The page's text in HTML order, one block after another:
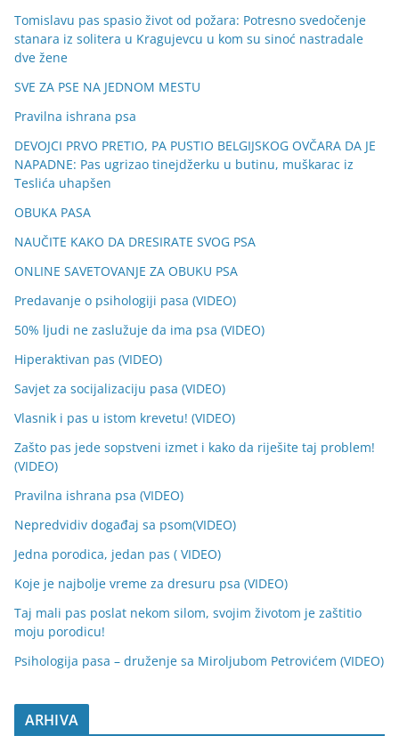
Tomislavu pas spasio život od požara: Potresno svedočenje
stanara iz solitera u Kragujevcu u kom su sinoć nastradale
dve žene
SVE ZA PSE NA JEDNOM MESTU
Pravilna ishrana psa
DEVOJCI PRVO PRETIO, PA PUSTIO BELGIJSKOG OVČARA DA JE
NAPADNE: Pas ugrizao tinejdžerku u butinu, muškarac iz
Teslića uhapšen
OBUKA PASA
NAUČITE KAKO DA DRESIRATE SVOG PSA
ONLINE SAVETOVANJE ZA OBUKU PSA
Predavanje o psihologiji pasa (VIDEO)
50% ljudi ne zaslužuje da ima psa (VIDEO)
Hiperaktivan pas (VIDEO)
Savjet za socijalizaciju pasa (VIDEO)
Vlasnik i pas u istom krevetu! (VIDEO)
Zašto pas jede sopstveni izmet i kako da riješite taj problem!
(VIDEO)
Pravilna ishrana psa (VIDEO)
Nepredvidiv događaj sa psom(VIDEO)
Jedna porodica, jedan pas ( VIDEO)
Koje je najbolje vreme za dresuru psa (VIDEO)
Taj mali pas poslat nekom silom, svojim životom je zaštitio
moju porodicu!
Psihologija pasa – druženje sa Miroljubom Petrovićem (VIDEO)
ARHIVA